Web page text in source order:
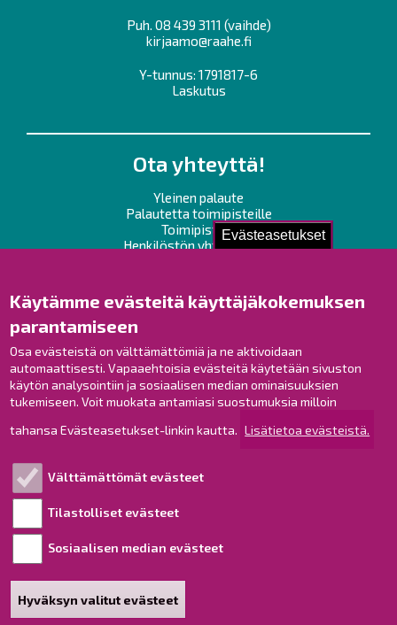
Evästeasetukset
Käytämme evästeitä käyttäjäkokemuksen
parantamiseen
Osa evästeistä on välttämättömiä ja ne aktivoidaan
automaattisesti. Vapaaehtoisia evästeitä käytetään sivuston
käytön analysointiin ja sosiaalisen median ominaisuuksien
tukemiseen. Voit muokata antamiasi suostumuksia milloin
tahansa Evästeasetukset-linkin kautta. Lisätietoa evästeistä.
Välttämättömät evästeet
Tilastolliset evästeet
Sosiaalisen median evästeet
Hyväksyn valitut evästeet
Puh. 08 439 3111 (vaihde)
kirjaamo@raahe.fi
Y-tunnus: 1791817-6
Laskutus
Ota yhteyttä!
Yleinen palaute
Palautetta toimipisteille
Toimipisteet
Henkilöstön yhteystiedot
Raahe Facebookissa
Raahe Instagramissa
Raahe LinkedInissä
Raahe YouTubessa
Esityslistat ja pöytäkirjat
Viranhaltijapäätökset
Saavutettavuusseloste
Sivukartta